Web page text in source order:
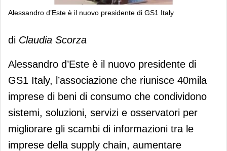
Alessandro d’Este è il nuovo presidente di GS1 Italy
Alessandro d’Este è il nuovo
presidente di GS1 Italy
di Claudia Scorza
Alessandro d’Este è il nuovo presidente di
GS1 Italy, l’associazione che riunisce 40mila
imprese di beni di consumo che condividono
sistemi, soluzioni, servizi e osservatori per
migliorare gli scambi di informazioni tra le
imprese della supply chain, aumentare